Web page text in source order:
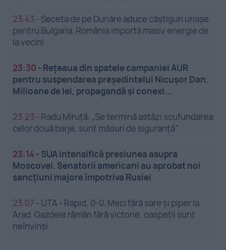
23:43 - Seceta de pe Dunăre aduce câștiguri uriașe
pentru Bulgaria. România importă masiv energie de
la vecini
23:30 - Rețeaua din spatele campaniei AUR
pentru suspendarea președintelui Nicușor Dan.
Milioane de lei, propagandă și conexi...
23:23 - Radu Miruță: „Se termină astăzi scufundarea
celor două barje, sunt măsuri de siguranţă”
23:14- SUA intensifică presiunea asupra
Moscovei. Senatorii americani au aprobat noi
sancțiuni majore împotriva Rusiei
23:07 - UTA - Rapid, 0-0. Meci fără sare și piper la
Arad. Gazdele rămân fără victorie, oaspeții sunt
neînvinși